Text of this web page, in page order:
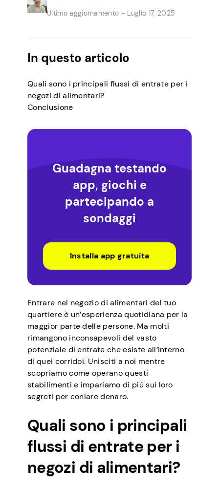
Ultimo aggiornamento - Luglio 17, 2025
In questo articolo
Quali sono i principali flussi di entrate per i
negozi di alimentari?
Conclusione
Guadagna testando
app, giochi e
partecipando a
sondaggi
Installa app gratuita
Entrare nel negozio di alimentari del tuo
quartiere è un’esperienza quotidiana per la
maggior parte delle persone. Ma molti
rimangono inconsapevoli del vasto
potenziale di entrate che esiste all’interno
di quei corridoi. Unisciti a noi mentre
scopriamo come operano questi
stabilimenti e impariamo di più sui loro
segreti per coniare denaro.
Quali sono i principali
flussi di entrate per i
negozi di alimentari?